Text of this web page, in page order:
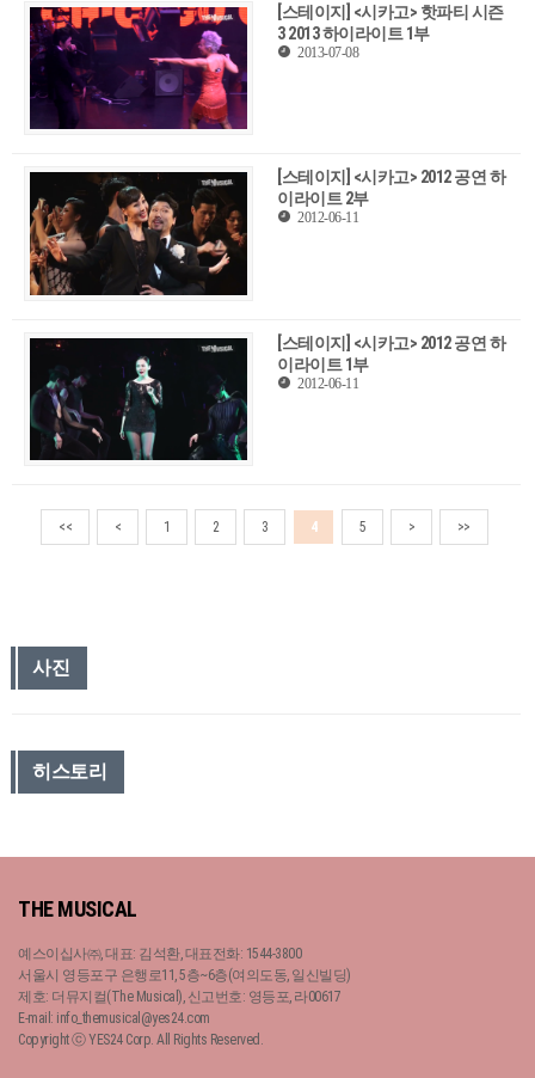
[스테이지] <시카고> 핫파티 시즌
3 2013 하이라이트 1부
2013-07-08
[스테이지] <시카고> 2012 공연 하
이라이트 2부
2012-06-11
[스테이지] <시카고> 2012 공연 하
이라이트 1부
2012-06-11
<< < 1 2 3 4 5 > >>
사진
히스토리
THE MUSICAL
예스이십사㈜, 대표: 김석환, 대표전화: 1544-3800
서울시 영등포구 은행로11, 5층~6층(여의도동, 일신빌딩)
제호: 더뮤지컬(The Musical), 신고번호: 영등포, 라00617
E-mail: info_themusical@yes24.com
Copyright ⓒ YES24 Corp. All Rights Reserved.